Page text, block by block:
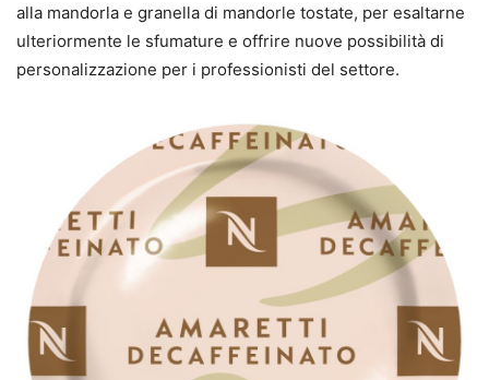
alla mandorla e granella di mandorle tostate, per esaltarne
ulteriormente le sfumature e offrire nuove possibilità di
personalizzazione per i professionisti del settore.